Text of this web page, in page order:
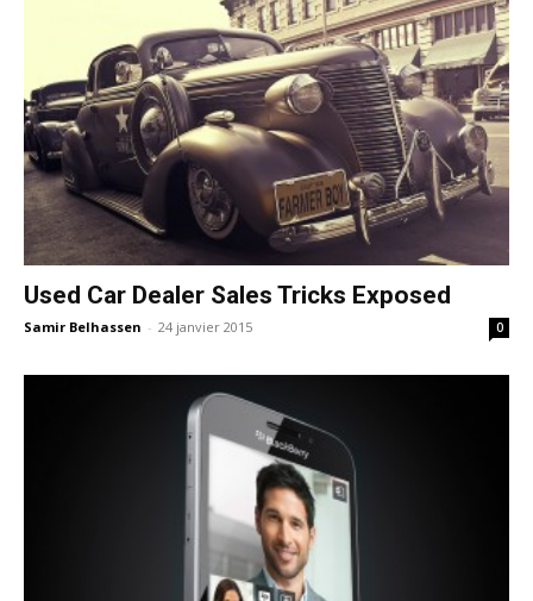
Used Car Dealer Sales Tricks Exposed
Samir Belhassen - 24 janvier 2015 0